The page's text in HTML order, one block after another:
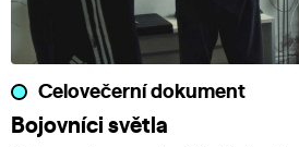
Celovečerní dokument
Bojovníci světla